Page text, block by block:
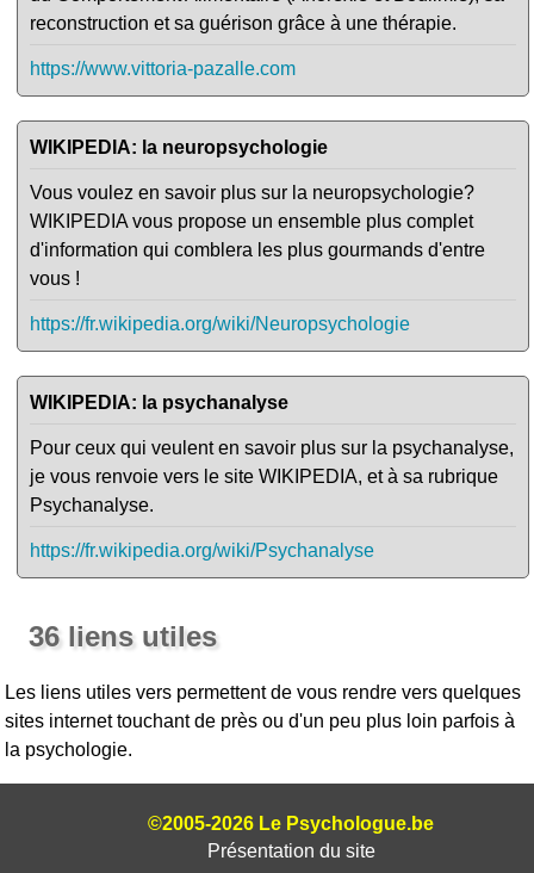
reconstruction et sa guérison grâce à une thérapie.
https://www.vittoria-pazalle.com
WIKIPEDIA: la neuropsychologie
Vous voulez en savoir plus sur la neuropsychologie?
WIKIPEDIA vous propose un ensemble plus complet
d'information qui comblera les plus gourmands d'entre
vous !
https://fr.wikipedia.org/wiki/Neuropsychologie
WIKIPEDIA: la psychanalyse
Pour ceux qui veulent en savoir plus sur la psychanalyse,
je vous renvoie vers le site WIKIPEDIA, et à sa rubrique
Psychanalyse.
https://fr.wikipedia.org/wiki/Psychanalyse
36 liens utiles
Les liens utiles vers permettent de vous rendre vers quelques
sites internet touchant de près ou d'un peu plus loin parfois à
la psychologie.
©2005-2026 Le Psychologue.be
Présentation du site